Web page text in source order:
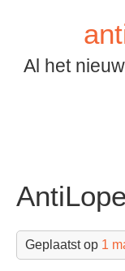
Al het
Geplaatst op 1